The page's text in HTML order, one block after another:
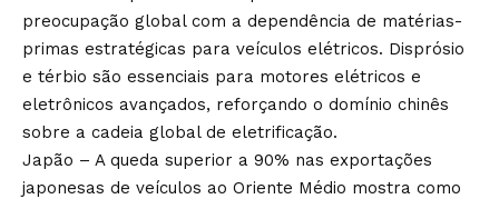
preocupação global com a dependência de matérias-
primas estratégicas para veículos elétricos. Disprósio
e térbio são essenciais para motores elétricos e
eletrônicos avançados, reforçando o domínio chinês
sobre a cadeia global de eletrificação.
Japão – A queda superior a 90% nas exportações
japonesas de veículos ao Oriente Médio mostra como